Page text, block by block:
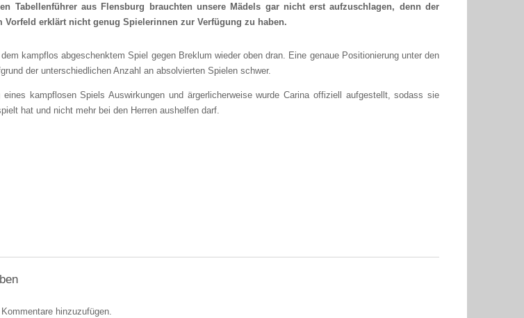
Tabellenführer aus Flensburg brauchten unsere Mädels gar nicht erst aufzuschlagen, denn der
Vorfeld erklärt nicht genug Spielerinnen zur Verfügung zu haben.
kampflos abgeschenktem Spiel gegen Breklum wieder oben dran. Eine genaue Positionierung unter den
der unterschiedlichen Anzahl an absolvierten Spielen schwer.
eines kampflosen Spiels Auswirkungen und ärgerlicherweise wurde Carina offiziell aufgestellt, sodass sie
hat und nicht mehr bei den Herren aushelfen darf.
hinzuzufügen.